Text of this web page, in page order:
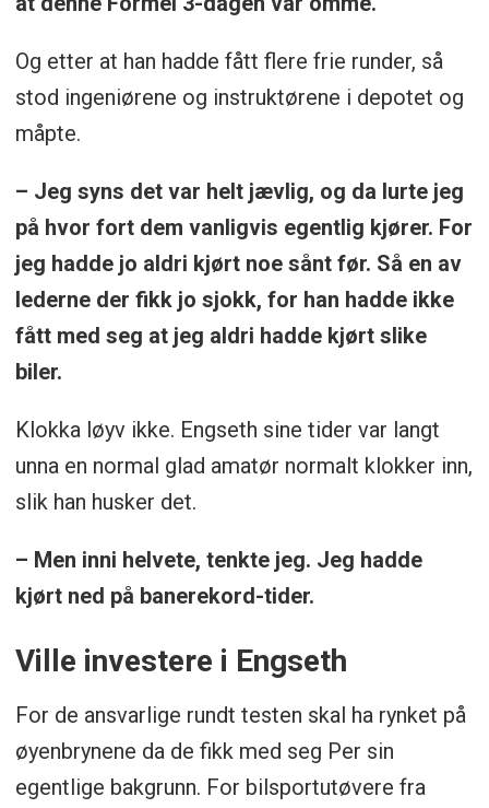
Og etter at han hadde fått flere frie runder, så
stod ingeniørene og instruktørene i depotet og
måpte.
– Jeg syns det var helt jævlig, og da lurte jeg
på hvor fort dem vanligvis egentlig kjører. For
jeg hadde jo aldri kjørt noe sånt før. Så en av
lederne der fikk jo sjokk, for han hadde ikke
fått med seg at jeg aldri hadde kjørt slike
biler.
Klokka løyv ikke. Engseth sine tider var langt
unna en normal glad amatør normalt klokker inn,
slik han husker det.
– Men inni helvete, tenkte jeg. Jeg hadde
kjørt ned på banerekord-tider.
Ville investere i Engseth
For de ansvarlige rundt testen skal ha rynket på
øyenbrynene da de fikk med seg Per sin
egentlige bakgrunn. For bilsportutøvere fra